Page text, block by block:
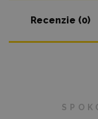
Recenzie (0)